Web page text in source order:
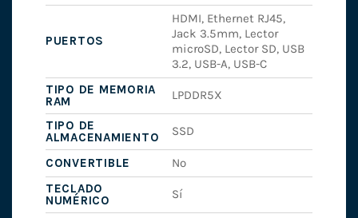
PUERTOS
HDMI, Ethernet RJ45,
Jack 3.5mm, Lector
microSD, Lector SD, USB
3.2, USB-A, USB-C
TIPO DE MEMORIA
RAM
LPDDR5X
TIPO DE
ALMACENAMIENTO
SSD
CONVERTIBLE
No
TECLADO
NUMÉRICO
Sí